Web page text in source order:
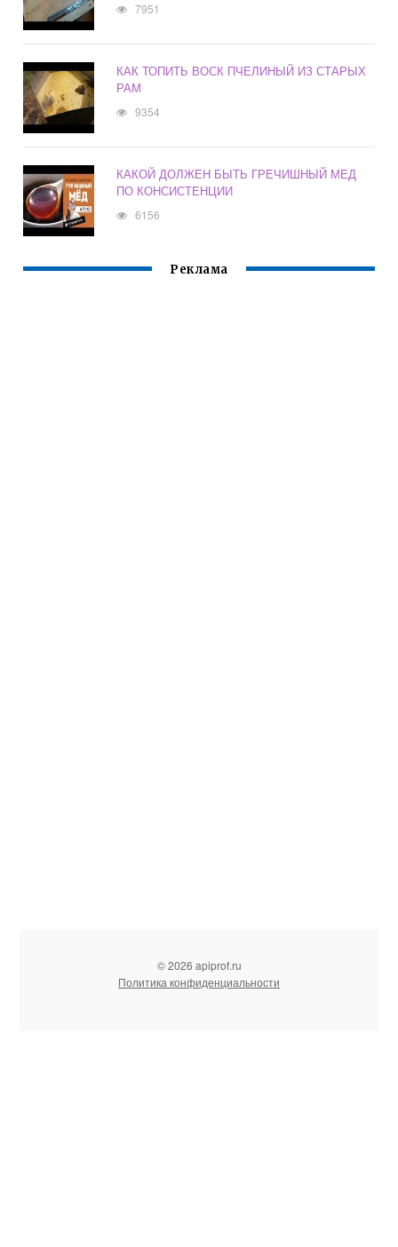
7951
КАК ТОПИТЬ ВОСК ПЧЕЛИНЫЙ ИЗ СТАРЫХ
РАМ
9354
КАКОЙ ДОЛЖЕН БЫТЬ ГРЕЧИШНЫЙ МЕД
ПО КОНСИСТЕНЦИИ
6156
Реклама
© 2026 apiprof.ru
Политика конфиденциальности